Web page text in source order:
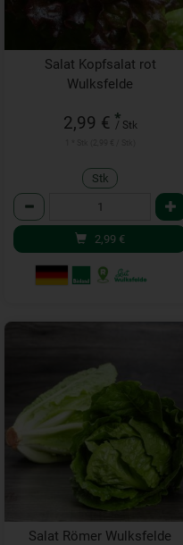
Salat Kopfsalat rot
Wulksfelde
2,99 € *
/ Stk
Stk
Anzahl
2,99 €
Salat Römer Wulksfelde